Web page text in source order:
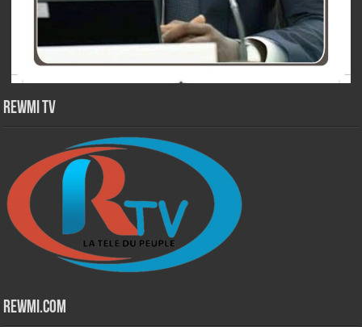
Rewmi TV
Rewmi.Com